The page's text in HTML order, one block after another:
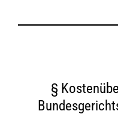
§